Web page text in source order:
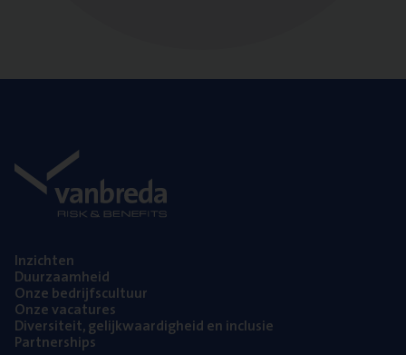
Inzich­ten
Duur­zaam­heid
Onze bedrijfs­cul­tuur
Onze vaca­tu­res
Diver­si­teit, gelijk­waar­dig­heid en inclusie
Part­ner­ships